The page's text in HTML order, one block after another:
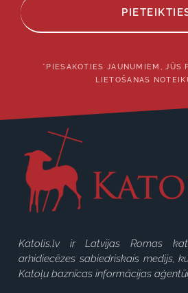
*PIESAKOTIES JAUNUMIEM, JŪS
LIETOŠANAS
Katolis.lv ir Latvijas Romas
arhidiecēzes sabiedriskais medijs,
Katoļu baznīcas informācijas